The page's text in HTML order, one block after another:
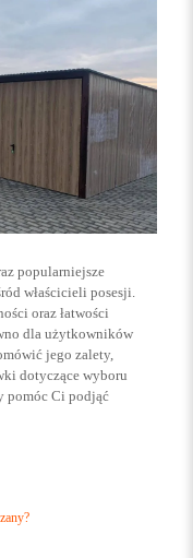
popularniejsze
właścicieli posesji.
oraz łatwości
dla użytkowników
jego zalety,
dotyczące wyboru
pomóc Ci podjąć